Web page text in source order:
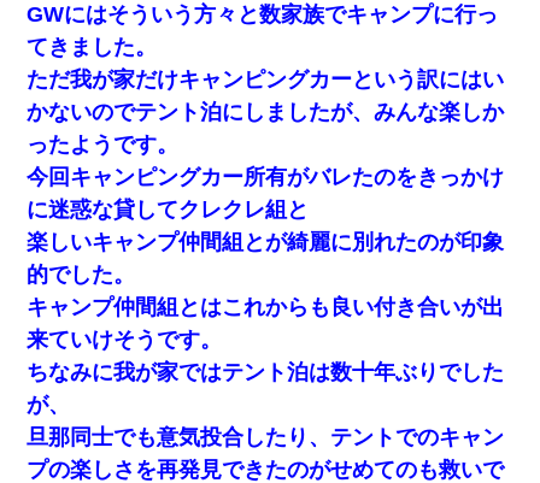
【画像】女上司(30)「終電なくなったね…部屋くる？」ワイ「行
きます！」
【衝撃】女友達から行為中に告白されてOKした結果
さっき嫁から、「愛しています」ってメールが届いた。俺も「愛
してます」って送ったら
【悲報】嫁がワイのこと嫌いっぽいから単身赴任した結果
小学生の息子が急に様子がおかしくなった。私「理由を聞いても
『わかんない！』って怒鳴り付けてくるし、困っってる」旦那
「話してみるよ」→ 後日・・・
嘘をついてフリン旅行へ出かけた嫁→翌日、嫁「ただいま～」旦
那「娘がシんだよ。何度も連絡したのに…」嫁「えっ」→なん
と・・・
GWにはそういう方々と数家族でキャンプに行っ
てきました。
ただ我が家だけキャンピングカーという訳にはい
かないのでテント泊にしましたが、みんな楽しか
ったようです。
今回キャンピングカー所有がバレたのをきっかけ
に迷惑な貸してクレクレ組と
楽しいキャンプ仲間組とが綺麗に別れたのが印象
的でした。
キャンプ仲間組とはこれからも良い付き合いが出
来ていけそうです。
ちなみに我が家ではテント泊は数十年ぶりでした
が、
旦那同士でも意気投合したり、テントでのキャン
プの楽しさを再発見できたのがせめてのも救いで